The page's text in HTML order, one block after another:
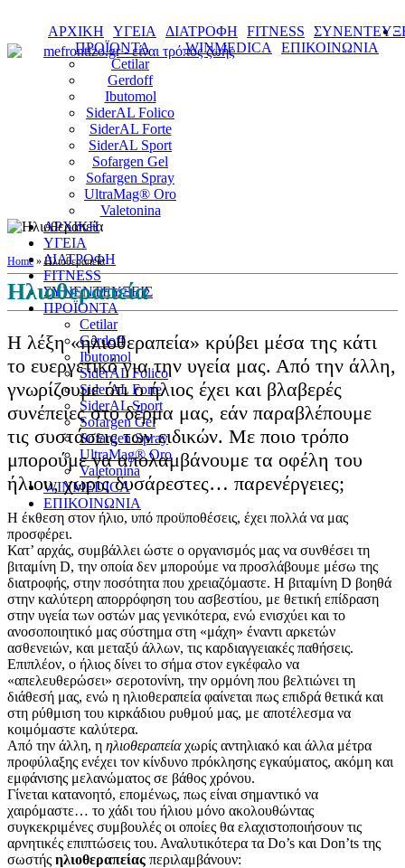
ΑΡΧΙΚΗ ΥΓΕΙΑ ΔΙΑΤΡΟΦΗ FITNESS
ΠΡΟΪΟΝΤΑ
Cetilar
Gerdoff
Ibutomol
SiderAL Folico
SiderAL Forte
SiderAL Sport
Sofargen Gel
Sofargen Spray
UltraMag® Oro
Valetonina
WINMEDICA ΕΠΙΚΟΙΝΩΝΙΑ
ΑΡΧΙΚΗ
ΥΓΕΙΑ
ΔΙΑΤΡΟΦΗ
FITNESS
ΣΥΝΕΝΤΕΥΞΕΙΣ
ΠΡΟΪΟΝΤΑ
Cetilar
Gerdoff
Ibutomol
SiderAL Folico
SiderAL Forte
SiderAL Sport
Sofargen Gel
Sofargen Spray
UltraMag® Oro
Valetonina
WINMEDICA
ΕΠΙΚΟΙΝΩΝΙΑ
Home »Ηλιοθεραπεία
Ηλιοθεραπεία
Η λέξη «ηλιοθεραπεία» κρύβει μέσα της κάτι
το ευεργετικό για την υγεία μας. Από την άλλη,
γνωρίζουμε ότι ο ήλιος έχει και βλαβερές
συνέπειες στο δέρμα μας, εάν παραβλέπουμε
τις συστάσεις των ειδικών. Με ποιο τρόπο
μπορούμε να απολαμβάνουμε τα οφέλη του
ήλιου, χωρίς δυσάρεστες… παρενέργειες;
Η έκθεση στον ήλιο, υπό προϋποθέσεις, έχει πολλά να μας
προσφέρει.
Κατ’ αρχάς, συμβάλλει ώστε ο οργανισμός μας να συνθέσει τη
βιταμίνη D, την οποία δεν μπορούμε να προσλάβουμε μέσω της
διατροφής, στην ποσότητα που χρειαζόμαστε. Η βιταμίνη D βοηθά
στην καλύτερη απορρόφηση του ασβεστίου, με θετική επίδραση
στην υγεία των οστών μας γενικότερα, ενώ ενισχύει και το
ανοσοποιητικό μας σύστημα στη «μάχη» έναντι αρκετών
ασθενειών, και μεταξύ άλλων, τις καρδιαγγειακές παθήσεις.
Επιπλέον, ο ήλιος δίνει το σήμα στον εγκέφαλο να
«απελευθερώσει» σεροτονίνη, την ορμόνη που βελτιώνει τη
διάθεσή μας, ενώ η ηλιοθεραπεία φαίνεται πως επιδρά θετικά και
στη ρύθμιση του κιρκάδιου ρυθμού μας, με αποτέλεσμα να
κοιμόμαστε καλύτερα.
Από την άλλη, η ηλιοθεραπείαχωρίς αντηλιακό και άλλα μέτρα
προφύλαξης ενέχει τον κίνδυνο πρόκλησης εγκαύματος, ακόμη και
εμφάνισης μελανώματος σε βάθος χρόνου.
Γίνεται κατανοητό, επομένως, πως είναι σημαντικό να
χαιρόμαστε… το χάδι του ήλιου μόνο ακολουθώντας
συγκεκριμένες συμβουλές οι οποίες θα ελαχιστοποιήσουν τις
αρνητικές επιπτώσεις του. Αναλυτικότερα τα Do’s και Don’ts της
σωστής ηλιοθεραπείας περιλαμβάνουν: